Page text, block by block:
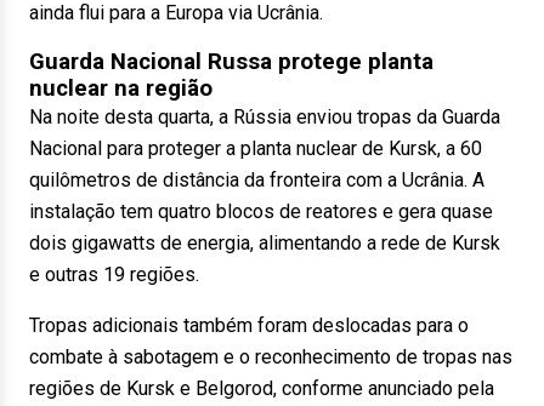
ainda flui para a Europa via Ucrânia.
Guarda Nacional Russa protege planta
nuclear na região
Na noite desta quarta, a Rússia enviou tropas da Guarda
Nacional para proteger a planta nuclear de Kursk, a 60
quilômetros de distância da fronteira com a Ucrânia. A
instalação tem quatro blocos de reatores e gera quase
dois gigawatts de energia, alimentando a rede de Kursk
e outras 19 regiões.
Tropas adicionais também foram deslocadas para o
combate à sabotagem e o reconhecimento de tropas nas
regiões de Kursk e Belgorod, conforme anunciado pela